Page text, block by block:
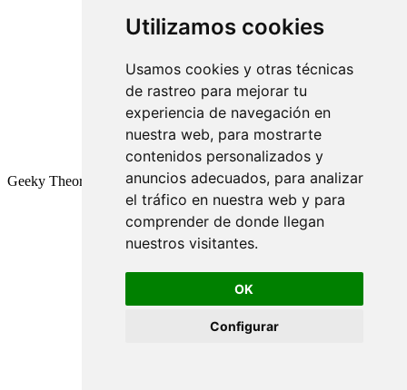
Utilizamos cookies
Usamos cookies y otras técnicas
de rastreo para mejorar tu
experiencia de navegación en
nuestra web, para mostrarte
contenidos personalizados y
anuncios adecuados, para analizar
el tráfico en nuestra web y para
comprender de donde llegan
nuestros visitantes.
OK
Configurar
Geeky Theory © 2026